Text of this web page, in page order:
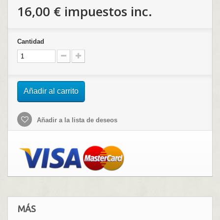
16,00 € impuestos inc.
Cantidad
Añadir al carrito
Añadir a la lista de deseos
MÁS